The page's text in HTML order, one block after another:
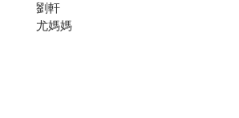
劉軒
媽媽